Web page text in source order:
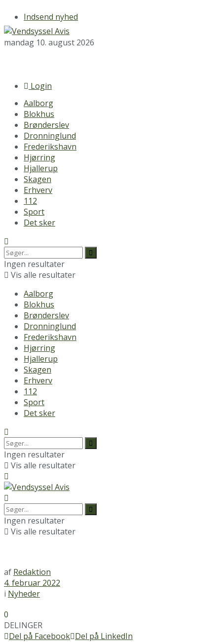
Indsend nyhed
mandag 10. august 2026
Login
Aalborg
Blokhus
Brønderslev
Dronninglund
Frederikshavn
Hjørring
Hjallerup
Skagen
Erhverv
112
Sport
Det sker
Ingen resultater
Vis alle resultater
Aalborg
Blokhus
Brønderslev
Dronninglund
Frederikshavn
Hjørring
Hjallerup
Skagen
Erhverv
112
Sport
Det sker
Ingen resultater
Vis alle resultater
Ingen resultater
Vis alle resultater
af Redaktion
4. februar 2022
i Nyheder
0
DELINGER
Del på Facebook Del på LinkedIn